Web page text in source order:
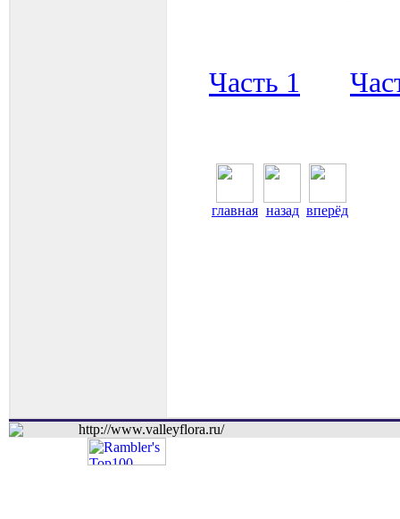
Часть 1
главная назад вперёд
http://www.valleyflora.ru/